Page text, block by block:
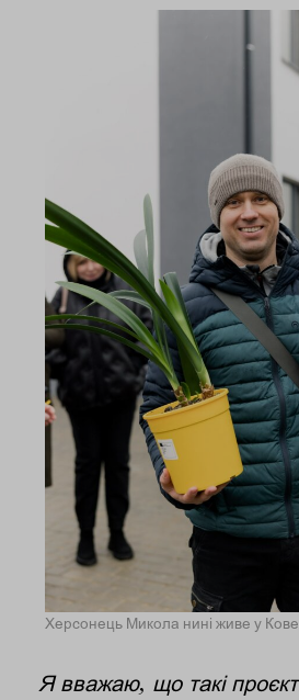
Херсонець Микола нині живе у
Я вважаю, що такі